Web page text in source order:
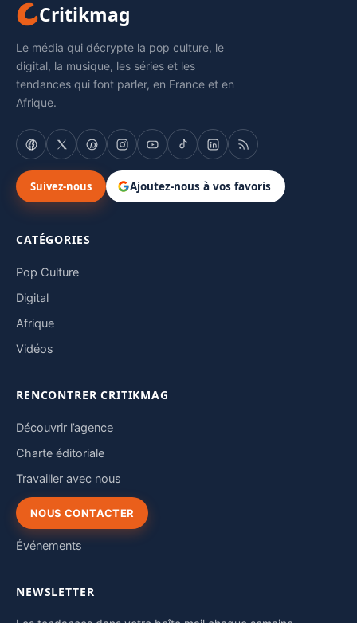
Critikmag
Le média qui décrypte la pop culture, le
digital, la musique, les séries et les
tendances qui font parler, en France et en
Afrique.
Suivez-nous Ajoutez-nous à vos favoris
CATÉGORIES
Pop Culture
Digital
Afrique
Vidéos
RENCONTRER CRITIKMAG
Découvrir l’agence
Charte éditoriale
Travailler avec nous
NOUS CONTACTER
Événements
NEWSLETTER